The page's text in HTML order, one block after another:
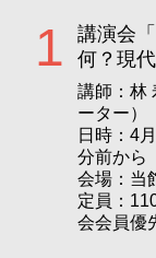
1
講演会
何？現
講師：林
ーター）
日時：4
分前から
会場：当
定員：
会会員優